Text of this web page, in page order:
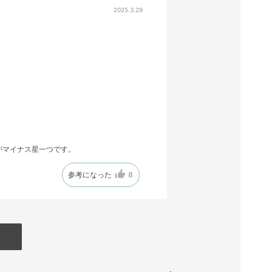
2025.3.29
イナス星一つです。
参考になった 8